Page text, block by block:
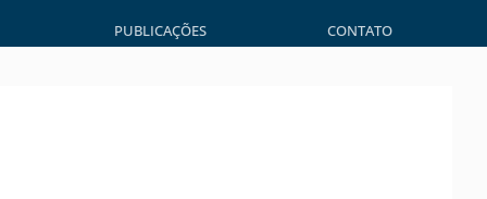
PUBLICAÇÕES CONTATO